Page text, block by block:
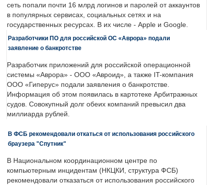
сеть попали почти 16 млрд логинов и паролей от аккаунтов
в популярных сервисах, социальных сетях и на
государственных ресурсах. В их числе - Apple и Google.
Разработчики ПО для российской ОС «Аврора» подали
заявление о банкротстве
Разработчик приложений для российской операционной
системы «Аврора» - ООО «Авроид», а также IT-компания
ООО «Гиперус» подали заявления о банкротстве.
Информация об этом появилась в картотеке Арбитражных
судов. Совокупный долг обеих компаний превысил два
миллиарда рублей.
В ФСБ рекомендовали откаться от использования российского
браузера "Спутник"
В Национальном координационном центре по
компьютерным инцидентам (НКЦКИ, структура ФСБ)
рекомендовали отказаться от использования российского